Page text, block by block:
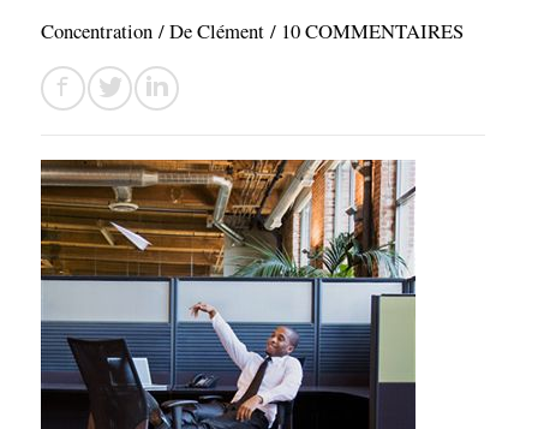
Concentration / DeClément / 10 COMMENTAIRES